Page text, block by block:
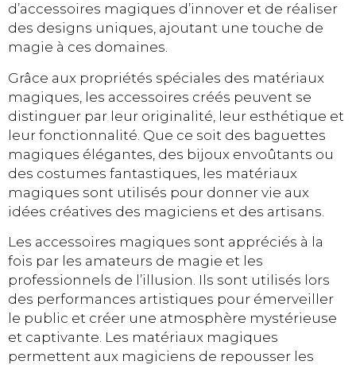
d’accessoires magiques d’innover et de réaliser
des designs uniques, ajoutant une touche de
magie à ces domaines.
Grâce aux propriétés spéciales des matériaux
magiques, les accessoires créés peuvent se
distinguer par leur originalité, leur esthétique et
leur fonctionnalité. Que ce soit des baguettes
magiques élégantes, des bijoux envoûtants ou
des costumes fantastiques, les matériaux
magiques sont utilisés pour donner vie aux
idées créatives des magiciens et des artisans.
Les accessoires magiques sont appréciés à la
fois par les amateurs de magie et les
professionnels de l’illusion. Ils sont utilisés lors
des performances artistiques pour émerveiller
le public et créer une atmosphère mystérieuse
et captivante. Les matériaux magiques
permettent aux magiciens de repousser les